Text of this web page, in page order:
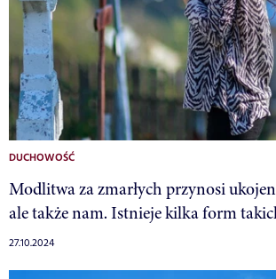
DUCHOWOŚĆ
Modlitwa za zmarłych przynosi
ale także nam. Istnieje kilka form
27.10.2024